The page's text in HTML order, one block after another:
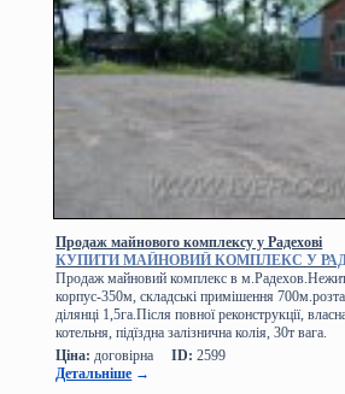
Продаж майнового комплексу у Радехові
КУПИТИ МАЙНОВИЙ КОМПЛЕКС У
Продаж майновий комплекс в
корпус-350м, складські примішення
ділянці 1,5га.Після повної реконструкції,
котельня, підїздна залізнична колія, 30т
Ціна: договірна ID: 2599
Детальніше →